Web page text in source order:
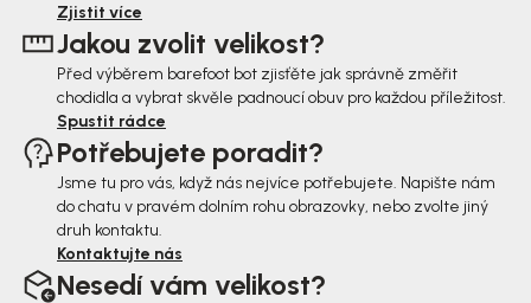
Zjistit více
Jakou zvolit velikost?
Před výběrem barefoot bot zjisťěte jak správně změřit
chodidla a vybrat skvěle padnoucí obuv pro každou příležitost.
Spustit rádce
Potřebujete poradit?
Jsme tu pro vás, když nás nejvíce potřebujete. Napište nám
do chatu v pravém dolním rohu obrazovky, nebo zvolte jiný
druh kontaktu.
Kontaktujte nás
Nesedí vám velikost?